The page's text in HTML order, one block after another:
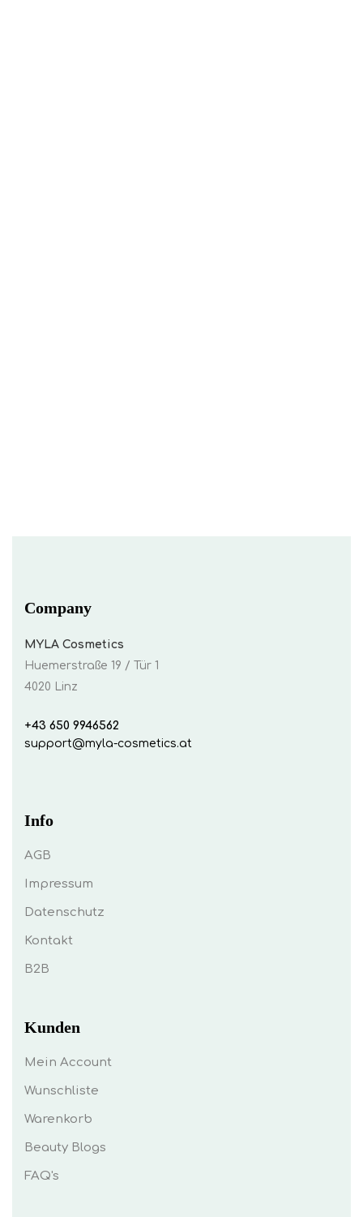
Company
MYLA Cosmetics
Huemerstraße 19 / Tür 1
4020 Linz
+43 650 9946562
support@myla-cosmetics.at
Info
AGB
Impressum
Datenschutz
Kontakt
B2B
Kunden
Mein Account
Wunschliste
Warenkorb
Beauty Blogs
FAQ's